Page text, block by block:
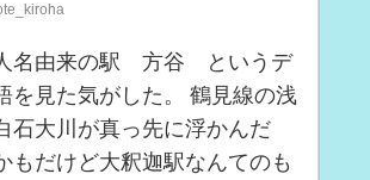
名由来の駅 方谷 というデ
を見た気がした。 鶴見線の浅
石大川が真っ先に浮かんだ
もだけど大釈迦駅なんてのも